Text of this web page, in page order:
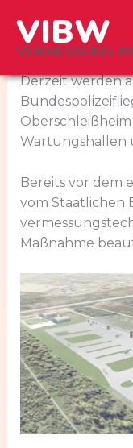
Inhalt
springen
VIBW
VERMESSUNG
Derzeit werden
Wartungshallen
Bereits vor dem
vom Staatlichen
Maßnahme